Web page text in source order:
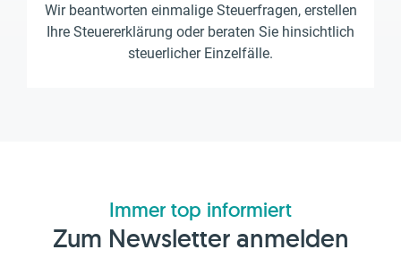
Wir beantworten einmalige Steuerfragen, erstellen
Ihre Steuererklärung oder beraten Sie hinsichtlich
steuerlicher Einzelfälle.
Immer top informiert
Zum Newsletter anmelden